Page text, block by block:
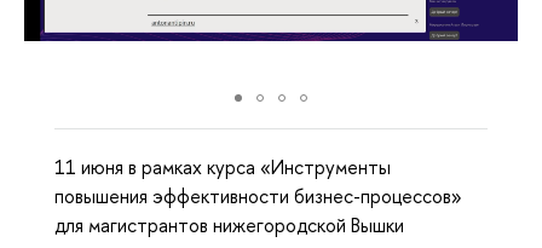
11 июня в рамках курса «Инструменты
повышения эффективности бизнес-процессов»
для магистрантов нижегородской Вышки